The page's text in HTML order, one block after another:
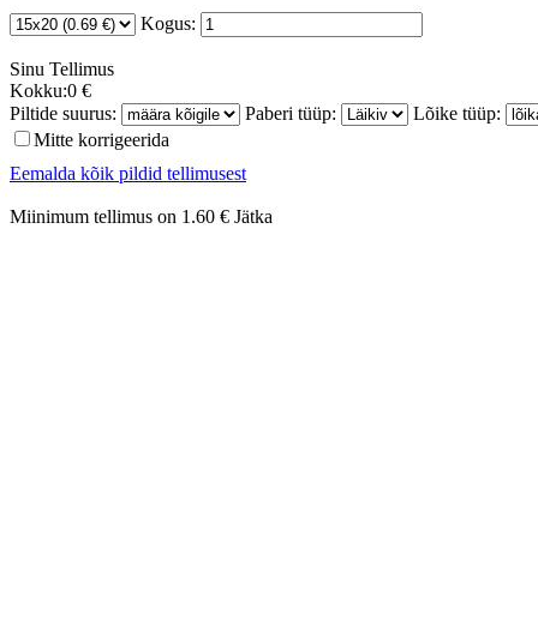
Kogus:
Sinu Tellimus
Kokku:0 €
Piltide suurus:
Paberi tüüp:
Lõike tüüp:
Mitte korrigeerida
Eemalda kõik pildid tellimusest
Miinimum tellimus on 1.60 € Jätka